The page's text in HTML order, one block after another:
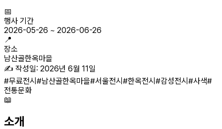
📅
행사 기간
2026-05-26 ~ 2026-06-26
📍
장소
남산골한옥마을
✍️ 작성일: 2026년 6월 11일
#무료전시 #남산골한옥마을#서울전시 #한옥전시 #감성전시 #사색#
전통문화
📖
소개